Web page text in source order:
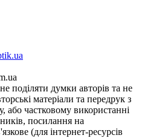
поділяти думки авторів та не
матеріали та передрук з
або частковому використанні
посилання на
(для інтернет-ресурсів